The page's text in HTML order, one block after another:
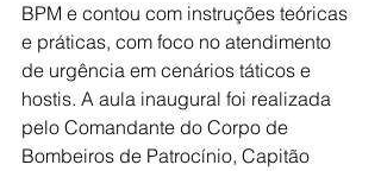
BPM e contou com instruções teóricas
e práticas, com foco no atendimento
de urgência em cenários táticos e
hostis. A aula inaugural foi realizada
pelo Comandante do Corpo de
Bombeiros de Patrocínio, Capitão